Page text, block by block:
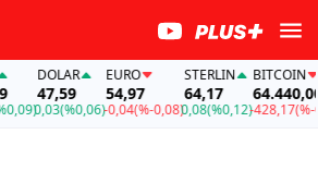
DOLAR
47,59
0,03(%0,06)
EURO
54,97
-0,04(%-0,08)
STERLIN
64,17
0,08(%0,12)
BITCOIN
64.440,00
-428,17(%-